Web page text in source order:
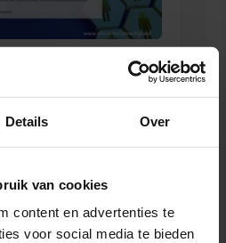
Details Over
van cookies
content en advertenties te
voor social media te bieden
in de Organisatie